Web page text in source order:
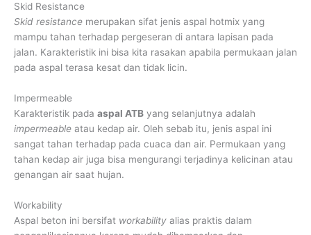
Skid Resistance
Skid resistance merupakan sifat jenis aspal hotmix yang
mampu tahan terhadap pergeseran di antara lapisan pada
jalan. Karakteristik ini bisa kita rasakan apabila permukaan jalan
pada aspal terasa kesat dan tidak licin.
Impermeable
Karakteristik pada aspal ATB yang selanjutnya adalah
impermeable atau kedap air. Oleh sebab itu, jenis aspal ini
sangat tahan terhadap pada cuaca dan air. Permukaan yang
tahan kedap air juga bisa mengurangi terjadinya kelicinan atau
genangan air saat hujan.
Workability
Aspal beton ini bersifat workability alias praktis dalam